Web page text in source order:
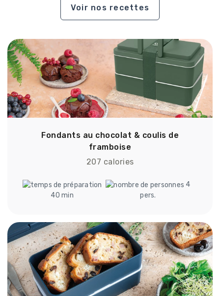
Voir nos recettes
Fondants au chocolat & coulis de
framboise
207 calories
40 min
4
pers.